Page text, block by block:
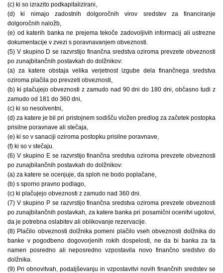
(c) ki so izrazito podkapitalizirani,
(d) ki nimajo zadostnih dolgoročnih virov sredstev za financiranje
dolgoročnih naložb,
(e) od katerih banka ne prejema tekoče zadovoljivih informacij ali ustrezne
dokumentacije v zvezi s poravnavanjem obveznosti.
(5) V skupino D se razvrstijo finančna sredstva oziroma prevzete obveznosti
po zunajbilančnih postavkah do dolžnikov:
(a) za katere obstaja velika verjetnost izgube dela finančnega sredstva
oziroma plačila po prevzeti obveznosti,
(b) ki plačujejo obveznosti z zamudo nad 90 dni do 180 dni, občasno tudi z
zamudo od 181 do 360 dni,
(c) ki so nesolventni,
(d) za katere je bil pri pristojnem sodišču vložen predlog za začetek postopka
prisilne poravnave ali stečaja,
(e) ki so v sanaciji oziroma postopku prisilne poravnave,
(f) ki so v stečaju.
(6) V skupino E se razvrstijo finančna sredstva oziroma prevzete obveznosti
po zunajbilančnih postavkah do dolžnikov:
(a) za katere se ocenjuje, da sploh ne bodo poplačane,
(b) s sporno pravno podlago,
(c) ki plačujejo obveznosti z zamudo nad 360 dni.
(7) V skupino P se razvrstijo finančna sredstva oziroma prevzete obveznosti
po zunajbilančnih postavkah, za katere banka pri posamični ocenitvi ugotovi,
da je potrebna oslabitev ali oblikovanje rezervacije.
(8) Plačilo obveznosti dolžnika pomeni plačilo vseh obveznosti dolžnika do
banke v pogodbeno dogovorjenih rokih dospelosti, ne da bi banka za ta
namen posredno ali neposredno vzpostavila novo finančno sredstvo do
dolžnika.
(9) Pri obnovitvah, podaljševanju in vzpostavitvi novih finančnih sredstev se